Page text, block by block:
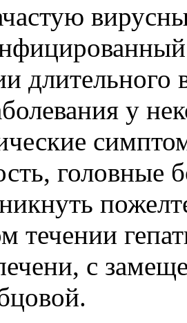
у
головные
течении
с